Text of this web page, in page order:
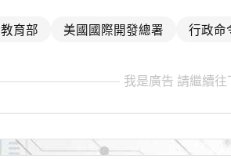
教育部 美國國際開發總署 行政命
我是廣告 請繼續往